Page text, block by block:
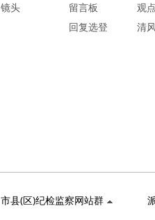
镜头
留言板
回复选登
观点
清
市县(区)纪检监察网站群